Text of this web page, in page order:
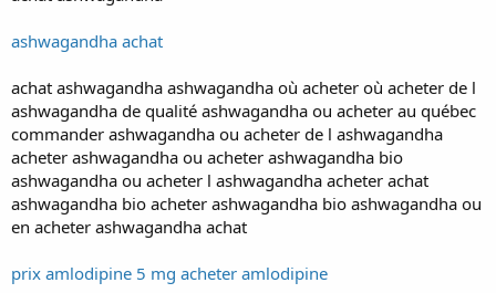
t
r
ashwagandha achat
achat ashwagandha ashwagandha où acheter où acheter de l
ashwagandha de qualité ashwagandha ou acheter au québec
commander ashwagandha ou acheter de l ashwagandha
acheter ashwagandha ou acheter ashwagandha bio
ashwagandha ou acheter l ashwagandha acheter achat
ashwagandha bio acheter ashwagandha bio ashwagandha ou
en acheter ashwagandha achat
prix amlodipine 5 mg acheter amlodipine